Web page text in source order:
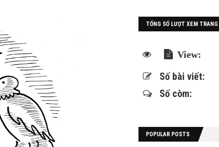
TỔNG SỐ LƯỢT XEM TRANG
Số bài viết:
Số còm:
POPULAR POSTS